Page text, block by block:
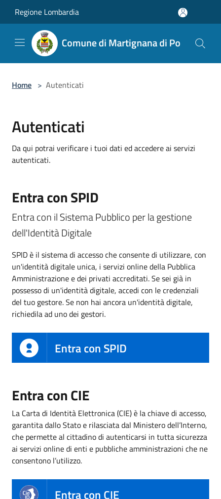
Regione Lombardia
Comune di Martignana di Po
Home > Autenticati
Autenticati
Da qui potrai verificare i tuoi dati ed accedere ai servizi
autenticati.
Entra con SPID
Entra con il Sistema Pubblico per la gestione
dell'Identità Digitale
SPID è il sistema di accesso che consente di utilizzare, con
un'identità digitale unica, i servizi online della Pubblica
Amministrazione e dei privati accreditati. Se sei già in
possesso di un'identità digitale, accedi con le credenziali
del tuo gestore. Se non hai ancora un'identità digitale,
richiedila ad uno dei gestori.
Entra con SPID
Entra con CIE
La Carta di Identità Elettronica (CIE) è la chiave di accesso,
garantita dallo Stato e rilasciata dal Ministero dell’Interno,
che permette al cittadino di autenticarsi in tutta sicurezza
ai servizi online di enti e pubbliche amministrazioni che ne
consentono l’utilizzo.
Entra con CIE